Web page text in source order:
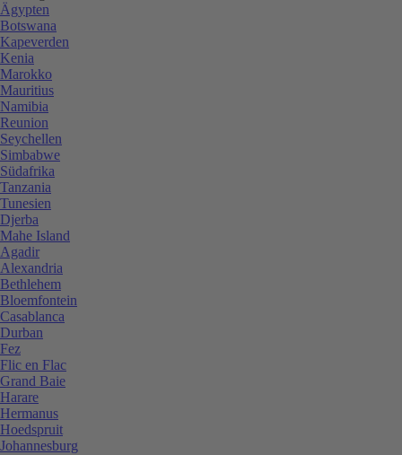
Ägypten
Botswana
Kapeverden
Kenia
Marokko
Mauritius
Namibia
Reunion
Seychellen
Simbabwe
Südafrika
Tanzania
Tunesien
Djerba
Mahe Island
Agadir
Alexandria
Bethlehem
Bloemfontein
Casablanca
Durban
Fez
Flic en Flac
Grand Baie
Harare
Hermanus
Hoedspruit
Johannesburg